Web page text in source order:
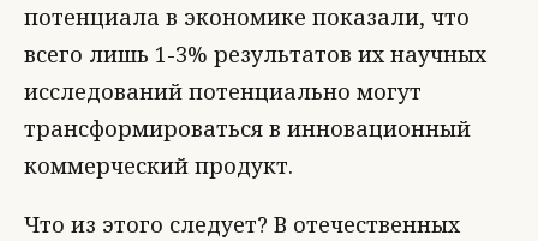
потенциала в экономике показали, что
всего лишь 1-3% результатов их научных
исследований потенциально могут
трансформироваться в инновационный
коммерческий продукт.
Что из этого следует? В отечественных